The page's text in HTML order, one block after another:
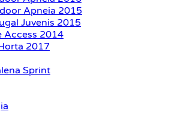
Apneia 2015
Juvenis 2015
Access 2014
2017
Sprint